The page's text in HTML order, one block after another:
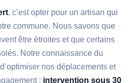
, c’est opter pour un artisan qui
commune. Nous savons que
être étroites et que certains
Notre connaissance du
nos déplacements et
: intervention sous 30